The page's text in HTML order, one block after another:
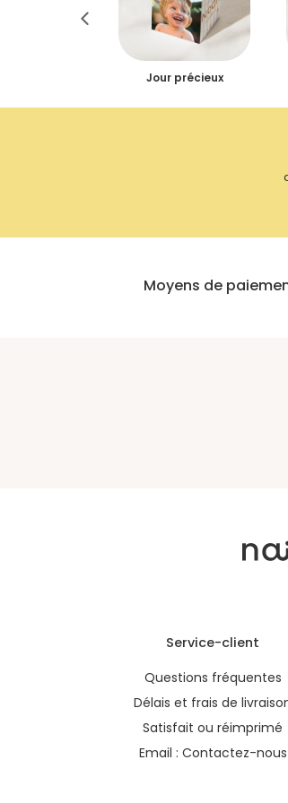
Jour précieux
Moyens de
Service-client
Questions fréquentes
Délais et frais de
Satisfait ou réimprimé
Email : Contactez-nous